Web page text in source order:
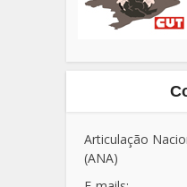
Articulação
(ANA)